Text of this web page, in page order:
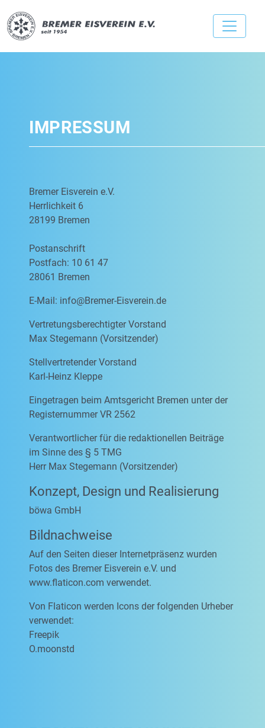
IMPRESSUM
Bremer Eisverein e.V.
Herrlichkeit 6
28199 Bremen
Postanschrift
Postfach: 10 61 47
28061 Bremen
E-Mail: info@Bremer-Eisverein.de
Vertretungsberechtigter Vorstand
Max Stegemann (Vorsitzender)
Stellvertretender Vorstand
Karl-Heinz Kleppe
Eingetragen beim Amtsgericht Bremen unter der
Registernummer VR 2562
Verantwortlicher für die redaktionellen Beiträge
im Sinne des § 5 TMG
Herr Max Stegemann (Vorsitzender)
Konzept, Design und Realisierung
böwa GmbH
Bildnachweise
Auf den Seiten dieser Internetpräsenz wurden
Fotos des Bremer Eisverein e.V. und
www.flaticon.com verwendet.
Von Flaticon werden Icons der folgenden Urheber
verwendet:
Freepik
O.moonstd